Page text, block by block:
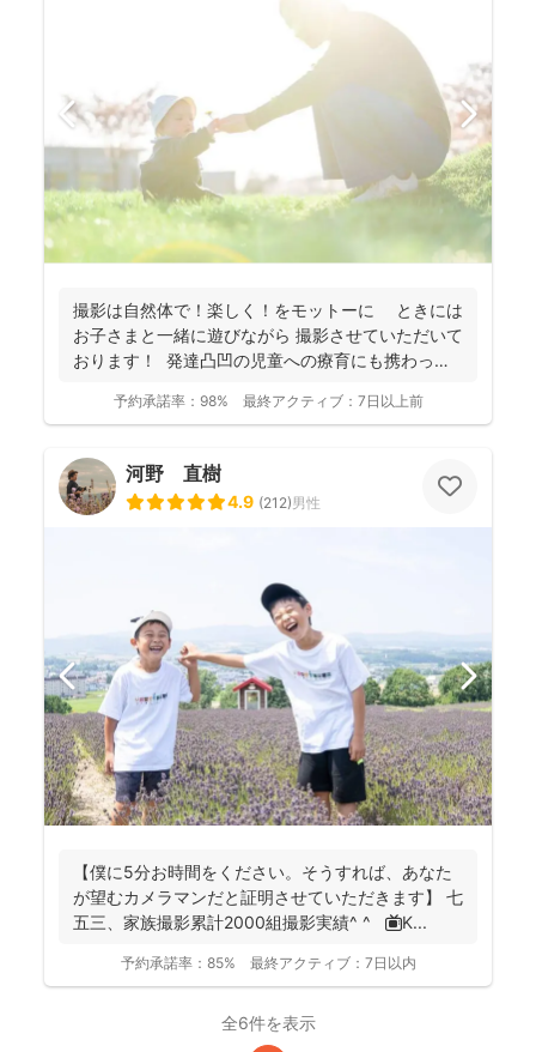
撮影は自然体で！楽しく！をモットーに ときには
お子さまと一緒に遊びながら 撮影させていただいて
おります！ 発達凸凹の児童への療育にも携わって
予約承諾率： 98% 最終アクティブ： 7日以上前
河野 直樹
4.9 (212)男性
【僕に5分お時間をください。そうすれば、あなた
が望むカメラマンだと証明させていただきます】 七
五三、家族撮影累計2000組撮影実績^ ^ 📺K...
予約承諾率： 85% 最終アクティブ： 7日以内
全6件を表示